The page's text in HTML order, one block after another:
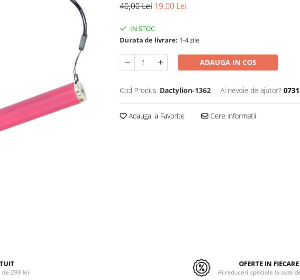
40,00 Lei 19,00 Lei
IN STOC
Durata de livrare: 1-4 zile
ADAUGA IN COS
Cod Produs: Dactylion-1362 Ai nevoie de ajutor?
Adauga la Favorite Cere informatii
299 lei
OFERTE IN
Ai reduceri speciale la sute